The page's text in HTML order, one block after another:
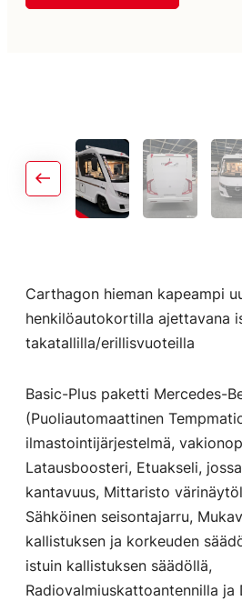
Carthagon hieman kapeampi
henkilöautokortilla ajettavana
takatallilla/erillisvuoteilla
Basic-Plus paketti Mercedes-
(Puoliautomaattinen
ilmastointijärjestelmä,
Latausboosteri, Etuakseli,
kantavuus, Mittaristo
Sähköinen seisontajarru,
kallistuksen ja korkeuden
istuin kallistuksen säädöllä,
Radiovalmiuskattoantennilla ja